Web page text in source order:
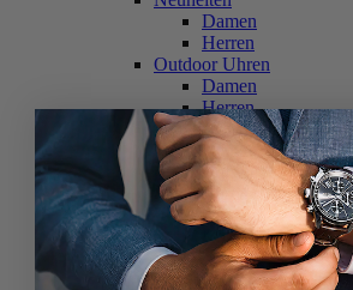
Damen
Herren
Outdoor Uhren
Damen
Herren
Schweizer Uhren
Damen
Herren
Skelettuhren
Damen
Herren
Smartwatches
Damen